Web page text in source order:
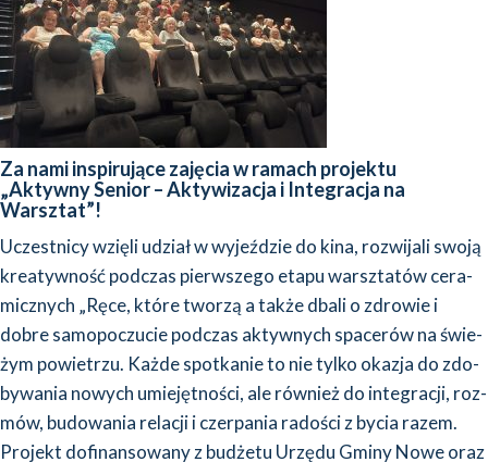
Za nami inspirujące zajęcia w ramach projektu
„Aktywny Senior – Aktywizacja i Integracja na
Warsztat”!
Uczest­ni­cy wzię­li udział w wyjeź­dzie do kina, roz­wi­ja­li swo­ją
kre­atyw­ność pod­czas pierw­sze­go eta­pu warsz­ta­tów cera­
micz­nych „Ręce, któ­re two­rzą a tak­że dba­li o zdro­wie i
dobre samo­po­czu­cie pod­czas aktyw­nych spa­ce­rów na świe­
żym powie­trzu. Każ­de spo­tka­nie to nie tyl­ko oka­zja do zdo­
by­wa­nia nowych umie­jęt­no­ści, ale rów­nież do inte­gra­cji, roz­
mów, budo­wa­nia rela­cji i czer­pa­nia rado­ści z bycia razem.
Pro­jekt dofi­nan­so­wa­ny z budże­tu Urzę­du Gmi­ny Nowe oraz